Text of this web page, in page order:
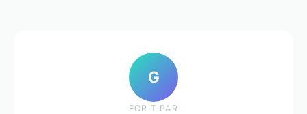
G
ECRIT PAR